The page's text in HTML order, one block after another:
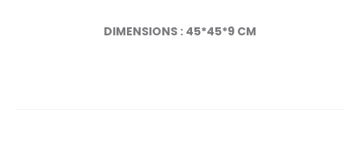
DIMENSIONS : 45*45*9 CM